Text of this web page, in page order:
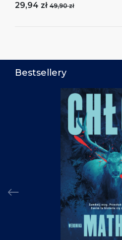
29,94 zł 49,90 zł
Bestsellery